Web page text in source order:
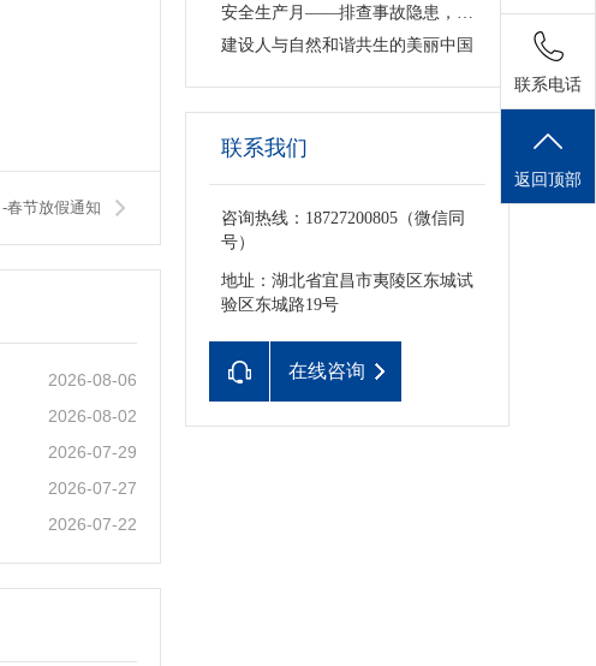
春节放假通知
2026-08-06
2026-08-02
2026-07-29
2026-07-27
2026-07-22
安全生产月——排查事故隐患，树牢安全发展理念
建设人与自然和谐共生的美丽中国
联系我们
咨询热线：18727200805（微信同
号）
地址：湖北省宜昌市夷陵区东城试
验区东城路19号
在线咨询
联系电话
返回顶部